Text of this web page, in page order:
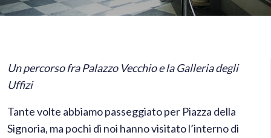
Un percorso fra Palazzo Vecchio e la Galleria degli
Uffizi
Tante volte abbiamo passeggiato per Piazza della
Signoria, ma pochi di noi hanno visitato l’interno di